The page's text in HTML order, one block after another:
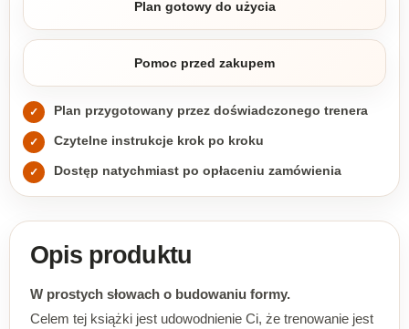
Plan gotowy do użycia
Pomoc przed zakupem
✓ Plan przygotowany przez doświadczonego trenera
✓ Czytelne instrukcje krok po kroku
✓ Dostęp natychmiast po opłaceniu zamówienia
Opis produktu
W prostych słowach o budowaniu formy.
Celem tej książki jest udowodnienie Ci, że trenowanie jest